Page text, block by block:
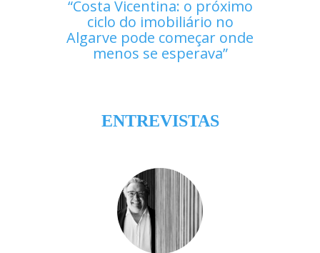
Costa Vicentina: o próximo
ciclo do imobiliário no
Algarve pode começar onde
menos se esperava
ENTREVISTAS